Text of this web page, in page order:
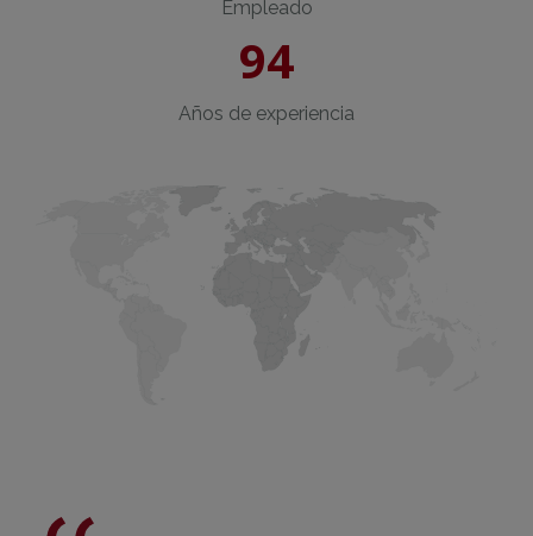
Empleado
94
Años de experiencia